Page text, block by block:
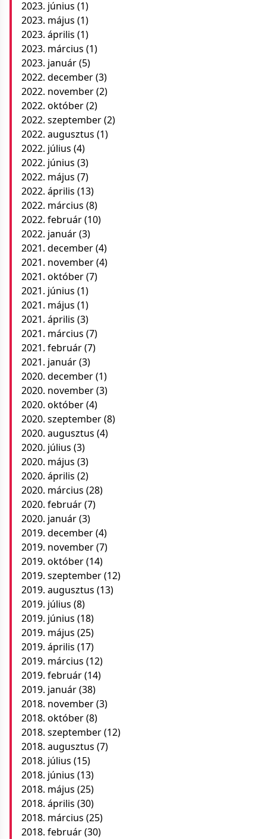
2023. június (1)
2023. május (1)
2023. április (1)
2023. március (1)
2023. január(5)
2022. december(3)
2022. november(2)
2022. október(2)
2022. szeptember(2)
2022. augusztus (1)
2022. július (4)
2022. június (3)
2022. május (7)
2022. április (13)
2022. március (8)
2022. február(10)
2022. január(3)
2021. december(4)
2021. november(4)
2021. október(7)
2021. június (1)
2021. május (1)
2021. április (3)
2021. március (7)
2021. február(7)
2021. január(3)
2020. december(1)
2020. november(3)
2020. október(4)
2020. szeptember(8)
2020. augusztus (4)
2020. július (3)
2020. május (3)
2020. április (2)
2020. március (28)
2020. február(7)
2020. január(3)
2019. december(4)
2019. november(7)
2019. október(14)
2019. szeptember(12)
2019. augusztus (13)
2019. július (8)
2019. június (18)
2019. május (25)
2019. április (17)
2019. március (12)
2019. február(14)
2019. január(38)
2018. november(3)
2018. október(8)
2018. szeptember(12)
2018. augusztus (7)
2018. július (15)
2018. június (13)
2018. május (25)
2018. április (30)
2018. március (25)
2018. február(30)